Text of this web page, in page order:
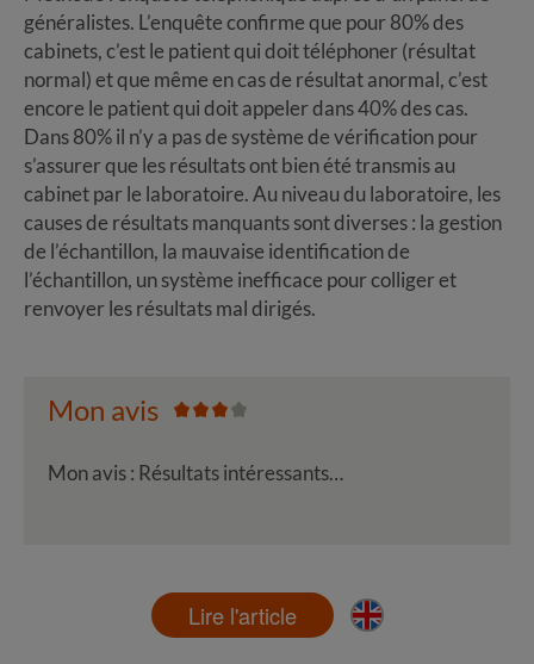
généralistes. L’enquête confirme que pour 80% des
cabinets, c’est le patient qui doit téléphoner (résultat
normal) et que même en cas de résultat anormal, c’est
encore le patient qui doit appeler dans 40% des cas.
Dans 80% il n’y a pas de système de vérification pour
s’assurer que les résultats ont bien été transmis au
cabinet par le laboratoire. Au niveau du laboratoire, les
causes de résultats manquants sont diverses : la gestion
de l’échantillon, la mauvaise identification de
l’échantillon, un système inefficace pour colliger et
renvoyer les résultats mal dirigés.
Mon avis
Mon avis : Résultats intéressants…
Lire l'article